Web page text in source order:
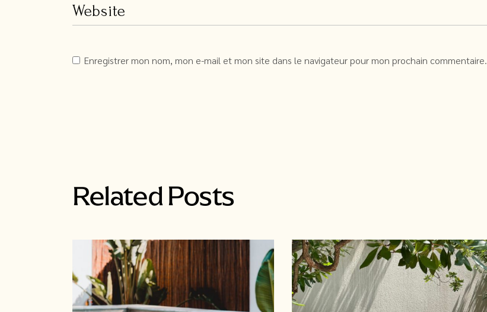
Enregistrer mon nom, mon e-mail et mon site dans le navigateur pour mon prochain commentaire.
Related Posts